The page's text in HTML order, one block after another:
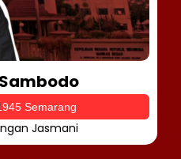
Semarang
Jasmani